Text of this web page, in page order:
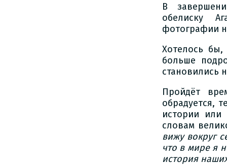
В
обелиску
фотографии
Хотелось
больше
становились
Пройдёт
обрадуется,
истории или
словам
вижу вокруг
что в мире я
история